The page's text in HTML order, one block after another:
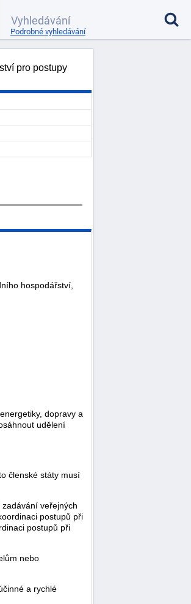
pro postupy
hospodářství,
dopravy a
udělení
členské státy musí
veřejných
postupů při
postupů při
nebo
a rychlé
Podrobné vyhledávání